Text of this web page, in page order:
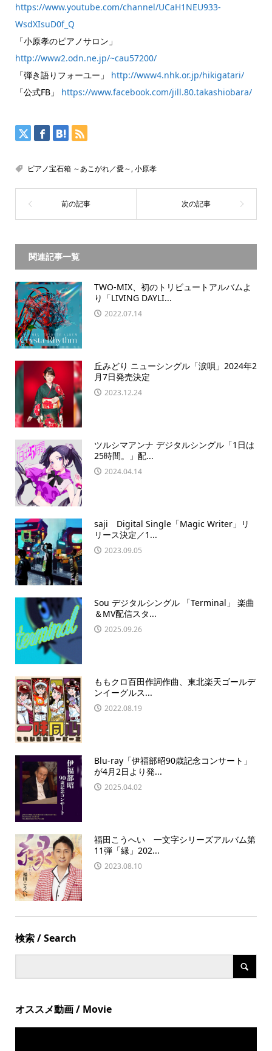
https://www.youtube.com/channel/UCaH1NEU933-
WsdXIsuD0f_Q
「小原孝のピアノサロン」
http://www2.odn.ne.jp/~cau57200/
「弾き語りフォーユー」 http://www4.nhk.or.jp/hikigatari/
「公式FB」 https://www.facebook.com/jill.80.takashiobara/
ピアノ宝石箱 ～あこがれ／愛～,小原孝
関連記事一覧
TWO-MIX、初のトリビュートアルバムよ
り「LIVING DAYLI...
2022.07.14
丘みどり ニューシングル「涙唄」2024年2
月7日発売決定
2023.12.24
ツルシマアンナ デジタルシングル「1日は
25時間。」配...
2024.04.14
saji Digital Single「Magic Writer」リ
リース決定／1...
2023.09.05
Sou デジタルシングル 「Terminal」 楽曲
＆MV配信スタ...
2025.09.26
ももクロ百田作詞作曲、東北楽天ゴールデ
ンイーグルス...
2022.08.19
Blu-ray「伊福部昭90歳記念コンサート」
が4月2日より発...
2025.04.02
福田こうへい 一文字シリーズアルバム第
11弾「縁」202...
2023.08.10
検索 / Search
オススメ動画 / Movie